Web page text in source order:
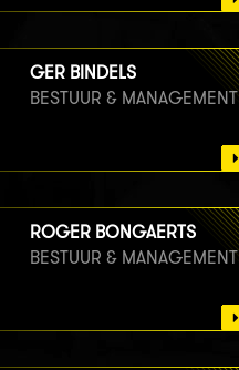
GER BINDELS
BESTUUR & MANAGEMENT
ROGER BONGAERTS
BESTUUR & MANAGEMENT